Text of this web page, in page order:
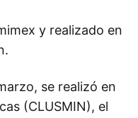
y realizado en
se realizó en
(CLUSMIN), el